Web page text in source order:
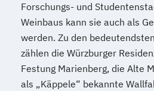
Forschungs- und
Weinbaus kann sie auch als
werden. Zu den
zählen die Würzburger
Festung Marienberg, die Alte
als „Käppele“ bekannte